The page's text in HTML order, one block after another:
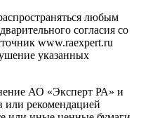
любым
согласия со
www.raexpert.ru
указанных
АО «Эксперт РА» и
или рекомендацией